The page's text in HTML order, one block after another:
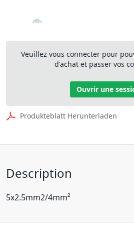
Veuillez vous connecter pour
d'achat et passer vos
Ouvrir une
Produkteblatt Herunterladen
Description
5x2.5mm2/4mm²